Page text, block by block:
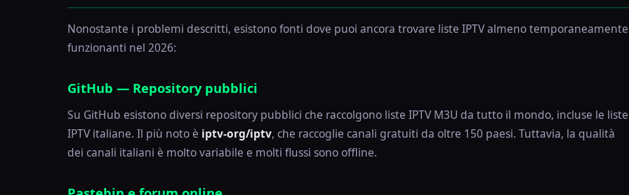
Nonostante i problemi descritti, esistono fonti dove puoi ancora trovare liste IPTV almeno temporaneamente
funzionanti nel 2026:
GitHub — Repository pubblici
Su GitHub esistono diversi repository pubblici che raccolgono liste IPTV M3U da tutto il mondo, incluse le liste
IPTV italiane. Il più noto è iptv-org/iptv, che raccoglie canali gratuiti da oltre 150 paesi. Tuttavia, la qualità
dei canali italiani è molto variabile e molti flussi sono offline.